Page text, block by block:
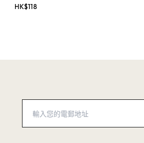
HK$118